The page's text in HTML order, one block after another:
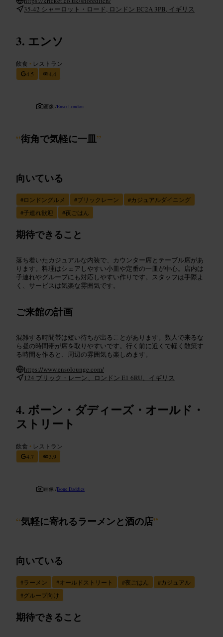
35-42 シャーロット・ロード, ロンドン EC2A 3PB, イギリス
エンソ
飲食 • レストラン
4.5
4.4
画像 /Ensō London
“街角で気軽に一皿”
向いている
#ロンドングルメ #ブリックレーン #カジュアルダイニング
#子連れ歓迎 #夜ごはん
期待できること
落ち着いたカジュアルな内装で、カウンター席とテーブル席があ
ります。料理はシェアしやすい小皿や定番の一皿が中心。店内は
子連れやグループにも対応しやすい作りです。スタッフは手際よ
く、サービスは気楽な雰囲気です。
ご来館の計画
混雑する時間帯は短い待ちが出ることがあります。数人で来るな
ら昼の時間帯が席を取りやすいです。行く前に近くで軽く散策す
る時間を作ると、周辺の雰囲気も楽しめます。
https://www.ensolounge.com/
124 ブリック・レーン、ロンドン E1 6RU、イギリス
ボーン・ダディーズ・オールド・
ストリート
飲食 • レストラン
4.7
3.9
画像 /Bone Daddies
“気軽に寄れるラーメンと酒の店”
向いている
#ラーメン #オールドストリート #夜ごはん #カジュアル
#グループ向け
期待できること